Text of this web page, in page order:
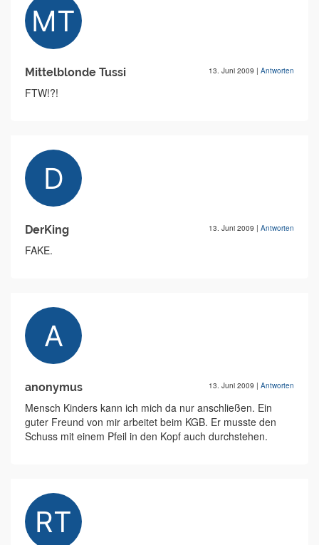
Mittelblonde Tussi 13. Juni 2009 | Antworten
FTW!?!
DerKing 13. Juni 2009 | Antworten
FAKE.
anonymus 13. Juni 2009 | Antworten
Mensch Kinders kann ich mich da nur anschließen. Ein
guter Freund von mir arbeitet beim KGB. Er musste den
Schuss mit einem Pfeil in den Kopf auch durchstehen.